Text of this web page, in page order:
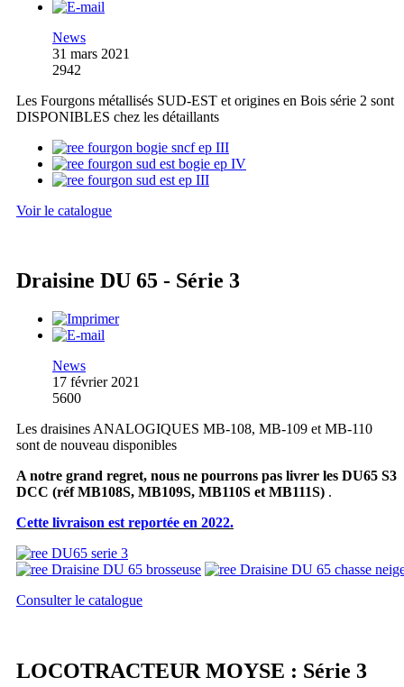
News
31 mars 2021
2942
Les Fourgons métallisés SUD-EST et origines en Bois série 2 sont
DISPONIBLES chez les détaillants
Voir le catalogue
Draisine DU 65 - Série 3
News
17 février 2021
5600
Les draisines ANALOGIQUES MB-108, MB-109 et MB-110
sont de nouveau disponibles
A notre grand regret, nous ne pourrons pas livrer les DU65 S3
DCC (réf MB108S, MB109S, MB110S et MB111S) .
Cette livraison est reportée en 2022.
Consulter le catalogue
LOCOTRACTEUR MOYSE : Série 3